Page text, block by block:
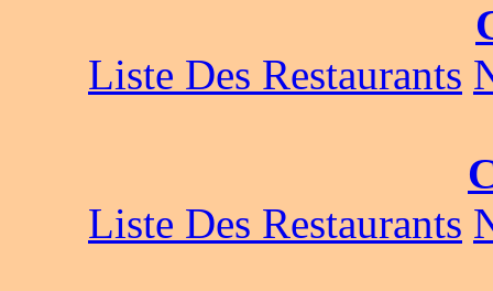
Liste Des Restaurants
Liste Des Restaurants